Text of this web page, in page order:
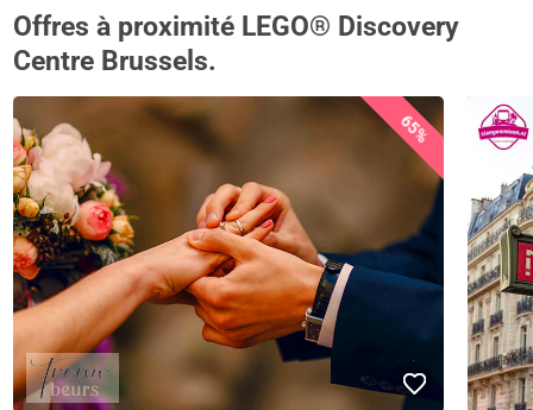
Offres à proximité LEGO® Discovery
Centre Brussels.
65%